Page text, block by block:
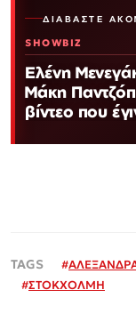
ΔΙΑΒΆΣΤΕ
SHOWBIZ
Ελένη
Μάκη
βίντεο που
#
#ΣΤΟΚΧΟΛΜΗ